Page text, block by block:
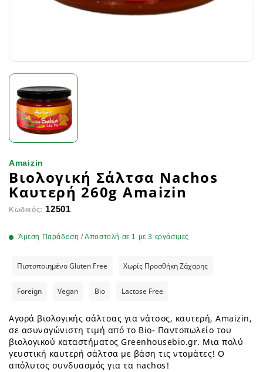
Amaizin
Βιολογική Σάλτσα Nachos
Καυτερή 260g Amaizin
Κωδικός: 12501
Άμεση Παράδοση / Αποστολή σε 1 με 3 εργάσιμες
Πιστοποιημένο Gluten Free Χωρίς Προσθήκη Ζάχαρης
Foreign Vegan Bio Lactose Free
Αγορά βιολογικής σάλτσας για νάτσος, καυτερή, Amaizin,
σε ασυναγώνιστη τιμή από το Bio- Παντοπωλείο του
βιολογικού καταστήματος Greenhousebio.gr. Μια πολύ
γευστική καυτερή σάλτσα με βάση τις ντομάτες! Ο
απόλυτος συνδυασμός για τα nachos!